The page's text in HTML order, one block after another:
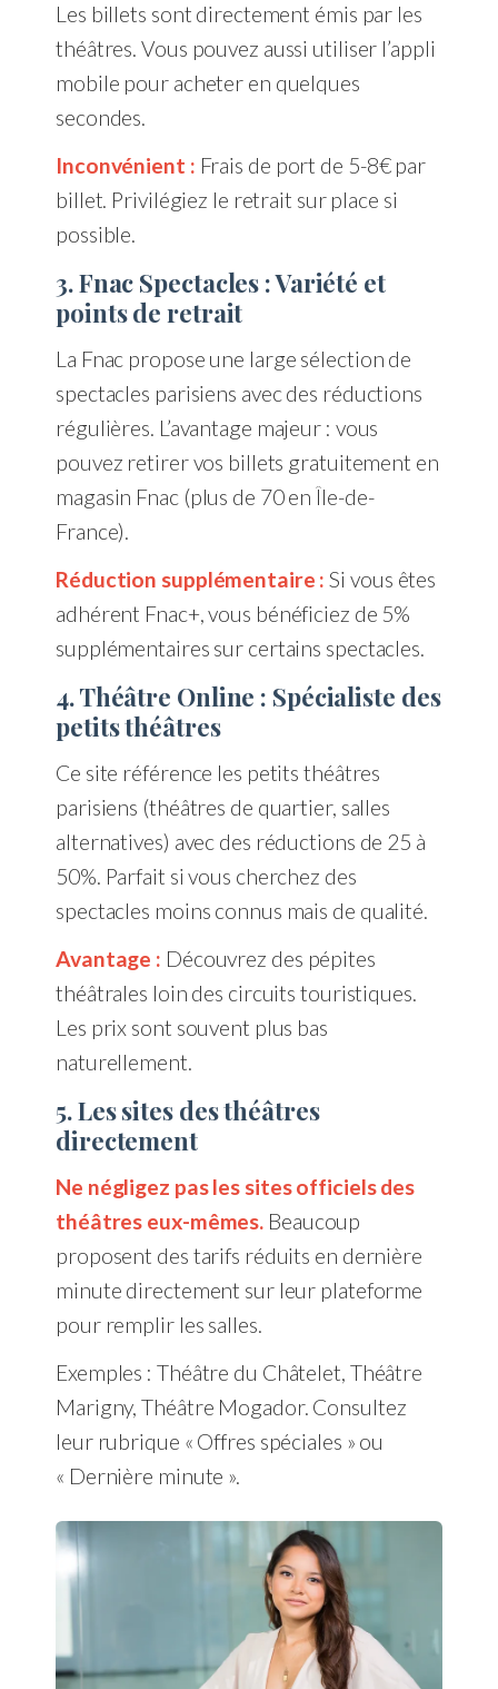
Les billets sont directement émis par les
théâtres. Vous pouvez aussi utiliser l’appli
mobile pour acheter en quelques
secondes.
Inconvénient : Frais de port de 5-8€ par
billet. Privilégiez le retrait sur place si
possible.
3. Fnac Spectacles : Variété et
points de retrait
La Fnac propose une large sélection de
spectacles parisiens avec des réductions
régulières. L’avantage majeur : vous
pouvez retirer vos billets gratuitement en
magasin Fnac (plus de 70 en Île-de-
France).
Réduction supplémentaire : Si vous êtes
adhérent Fnac+, vous bénéficiez de 5%
supplémentaires sur certains spectacles.
4. Théâtre Online : Spécialiste des
petits théâtres
Ce site référence les petits théâtres
parisiens (théâtres de quartier, salles
alternatives) avec des réductions de 25 à
50%. Parfait si vous cherchez des
spectacles moins connus mais de qualité.
Avantage : Découvrez des pépites
théâtrales loin des circuits touristiques.
Les prix sont souvent plus bas
naturellement.
5. Les sites des théâtres
directement
Ne négligez pas les sites officiels des
théâtres eux-mêmes. Beaucoup
proposent des tarifs réduits en dernière
minute directement sur leur plateforme
pour remplir les salles.
Exemples : Théâtre du Châtelet, Théâtre
Marigny, Théâtre Mogador. Consultez
leur rubrique « Offres spéciales » ou
« Dernière minute ».